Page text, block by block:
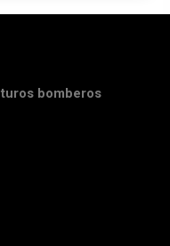
bomberos